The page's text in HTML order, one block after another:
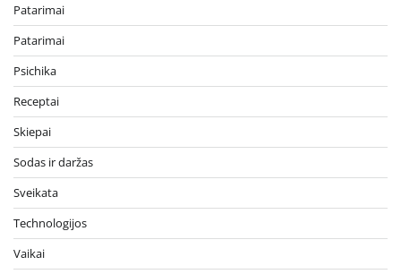
Patarimai
Patarimai
Psichika
Receptai
Skiepai
Sodas ir daržas
Sveikata
Technologijos
Vaikai